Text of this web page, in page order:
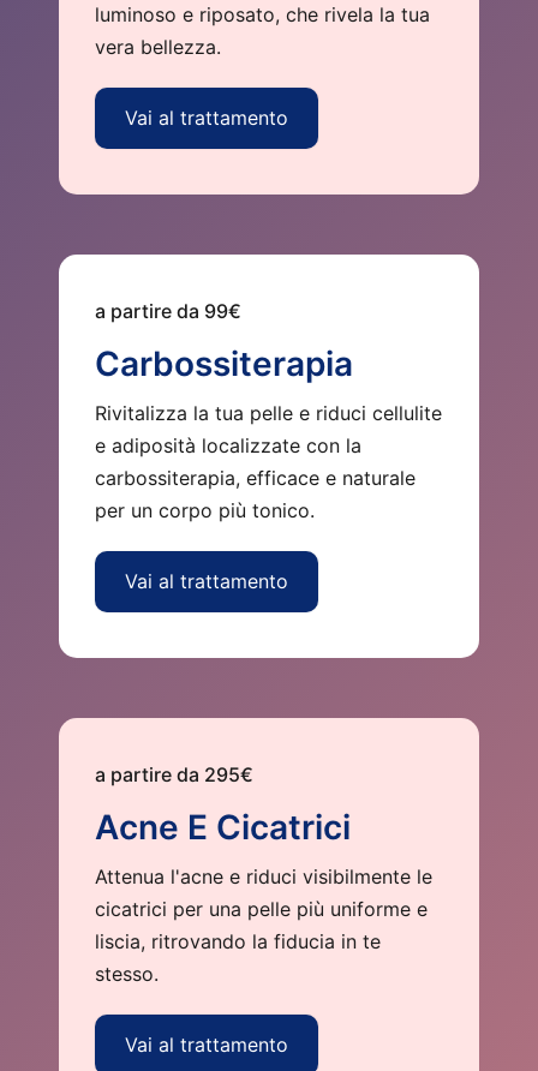
luminoso e riposato, che rivela la tua
vera bellezza.
Vai al trattamento
a partire da 99€
Carbossiterapia
Rivitalizza la tua pelle e riduci cellulite
e adiposità localizzate con la
carbossiterapia, efficace e naturale
per un corpo più tonico.
Vai al trattamento
a partire da 295€
Acne E Cicatrici
Attenua l'acne e riduci visibilmente le
cicatrici per una pelle più uniforme e
liscia, ritrovando la fiducia in te
stesso.
Vai al trattamento